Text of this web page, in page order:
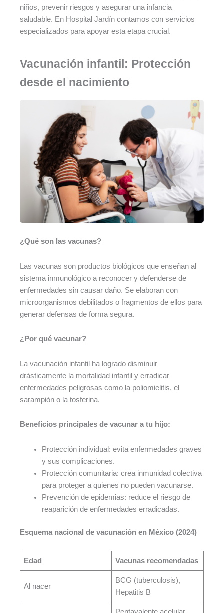
niños, prevenir riesgos y asegurar una infancia
saludable. En Hospital Jardín contamos con servicios
especializados para apoyar esta etapa crucial.
Vacunación infantil: Protección
desde el nacimiento
¿Qué son las vacunas?
Las vacunas son productos biológicos que enseñan al
sistema inmunológico a reconocer y defenderse de
enfermedades sin causar daño. Se elaboran con
microorganismos debilitados o fragmentos de ellos para
generar defensas de forma segura.
¿Por qué vacunar?
La vacunación infantil ha logrado disminuir
drásticamente la mortalidad infantil y erradicar
enfermedades peligrosas como la poliomielitis, el
sarampión o la tosferina.
Beneficios principales de vacunar a tu hijo:
Protección individual: evita enfermedades graves
y sus complicaciones.
Protección comunitaria: crea inmunidad colectiva
para proteger a quienes no pueden vacunarse.
Prevención de epidemias: reduce el riesgo de
reaparición de enfermedades erradicadas.
Esquema nacional de vacunación en México (2024)
Edad Vacunas recomendadas
Al nacer
BCG (tuberculosis),
Hepatitis B